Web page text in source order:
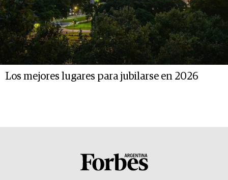
Los mejores lugares para jubilarse en 2026